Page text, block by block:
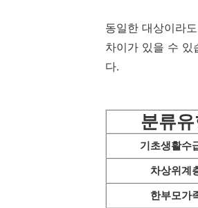
동일한 대상이라
차이가 있을 수 있
다.
분류유
기초생활수
차상위계
한부모가